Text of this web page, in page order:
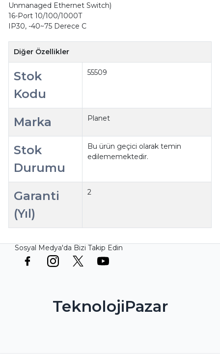
Unmanaged Ethernet Switch)
16-Port 10/100/1000T
IP30, -40~75 Derece C
Diğer Özellikler
Stok
Kodu
55509
Marka Planet
Stok
Durumu
Bu ürün geçici olarak temin
edilememektedir.
Garanti
(Yıl)
2
Sosyal Medya'da Bizi Takip Edin
TeknolojiPazar